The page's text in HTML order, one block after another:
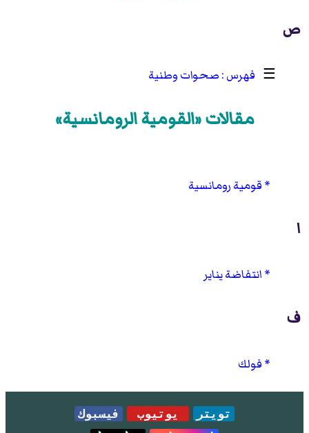
ص
☰ صحوات وطنية
مقالات «القومية الرومانسية»
قومية رومانسية
ا
انتفاضة يناير
ف
فولك
تويتر يوتيوب
فيسبوك